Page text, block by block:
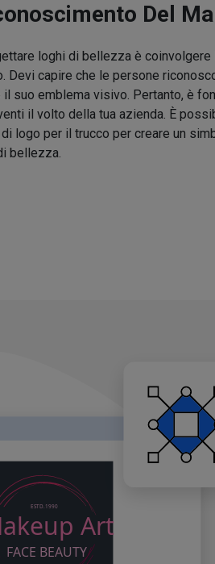
Del
loghi di bellezza è
Devi capire che le persone
suo emblema visivo. Pertanto, è
il volto della tua azienda. È
logo per il trucco per creare un
bellezza.